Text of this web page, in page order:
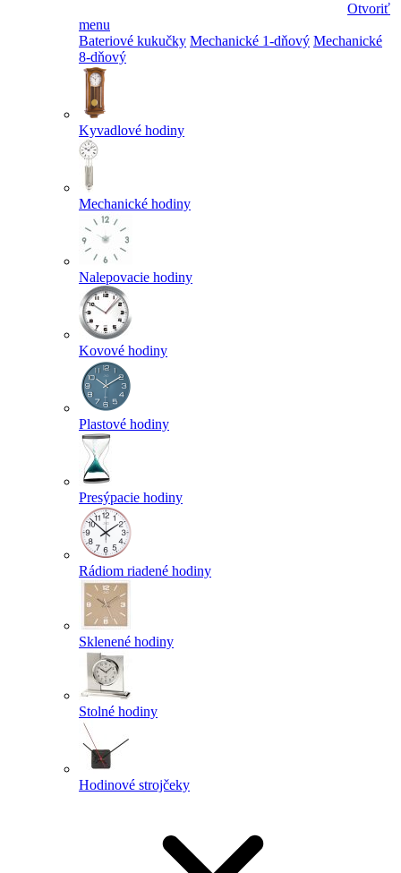
Otvoriť
menu
Bateriové kukučky Mechanické 1-dňový Mechanické
8-dňový
Kyvadlové hodiny
Mechanické hodiny
Nalepovacie hodiny
Kovové hodiny
Plastové hodiny
Presýpacie hodiny
Rádiom riadené hodiny
Sklenené hodiny
Stolné hodiny
Hodinové strojčeky